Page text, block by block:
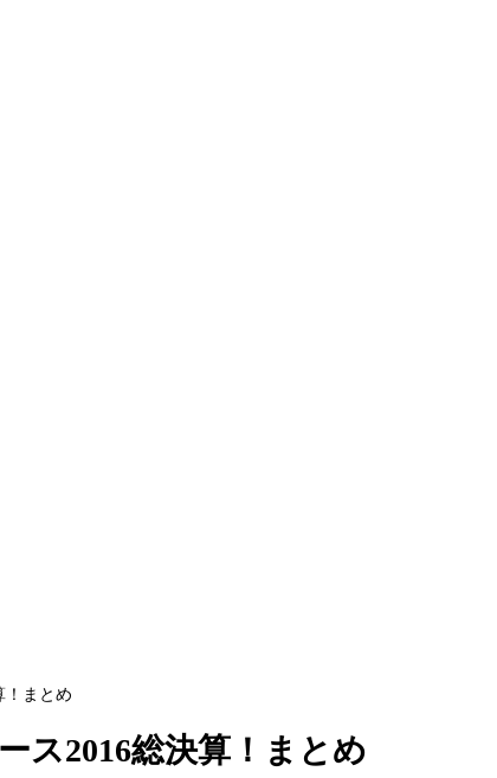
！まとめ
ス2016総決算！まとめ